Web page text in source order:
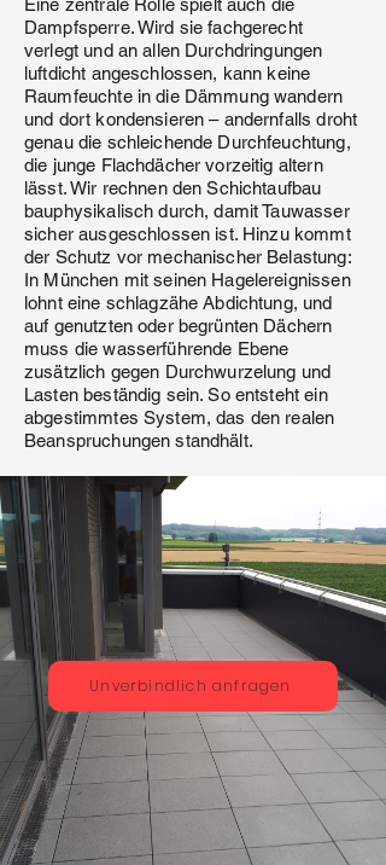
Eine zentrale Rolle spielt auch die
Dampfsperre. Wird sie fachgerecht
verlegt und an allen Durchdringungen
luftdicht angeschlossen, kann keine
Raumfeuchte in die Dämmung wandern
und dort kondensieren – andernfalls droht
genau die schleichende Durchfeuchtung,
die junge Flachdächer vorzeitig altern
lässt. Wir rechnen den Schichtaufbau
bauphysikalisch durch, damit Tauwasser
sicher ausgeschlossen ist. Hinzu kommt
der Schutz vor mechanischer Belastung:
In München mit seinen Hagelereignissen
lohnt eine schlagzähe Abdichtung, und
auf genutzten oder begrünten Dächern
muss die wasserführende Ebene
zusätzlich gegen Durchwurzelung und
Lasten beständig sein. So entsteht ein
abgestimmtes System, das den realen
Beanspruchungen standhält.
Unverbindlich anfragen